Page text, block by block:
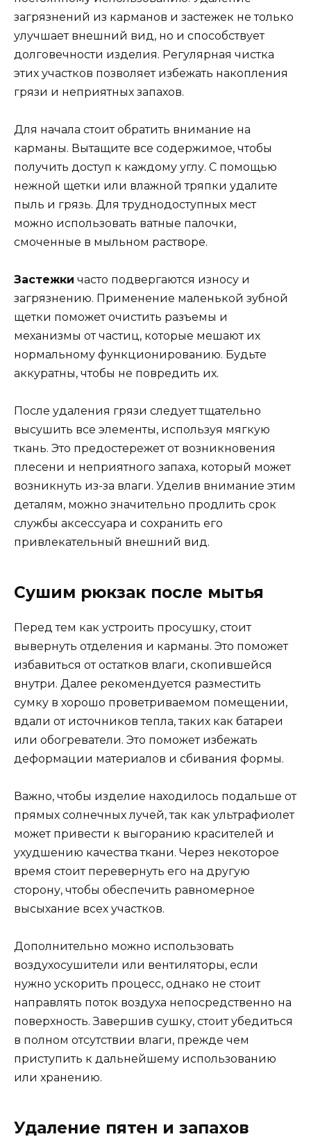
загрязнений из карманов и застежек не только
улучшает внешний вид, но и способствует
долговечности изделия. Регулярная чистка
этих участков позволяет избежать накопления
грязи и неприятных запахов.
Для начала стоит обратить внимание на
карманы. Вытащите все содержимое, чтобы
получить доступ к каждому углу. С помощью
нежной щетки или влажной тряпки удалите
пыль и грязь. Для труднодоступных мест
можно использовать ватные палочки,
смоченные в мыльном растворе.
Застежки часто подвергаются износу и
загрязнению. Применение маленькой зубной
щетки поможет очистить разъемы и
механизмы от частиц, которые мешают их
нормальному функционированию. Будьте
аккуратны, чтобы не повредить их.
После удаления грязи следует тщательно
высушить все элементы, используя мягкую
ткань. Это предостережет от возникновения
плесени и неприятного запаха, который может
возникнуть из-за влаги. Уделив внимание этим
деталям, можно значительно продлить срок
службы аксессуара и сохранить его
привлекательный внешний вид.
Сушим рюкзак после мытья
Перед тем как устроить просушку, стоит
вывернуть отделения и карманы. Это поможет
избавиться от остатков влаги, скопившейся
внутри. Далее рекомендуется разместить
сумку в хорошо проветриваемом помещении,
вдали от источников тепла, таких как батареи
или обогреватели. Это поможет избежать
деформации материалов и сбивания формы.
Важно, чтобы изделие находилось подальше от
прямых солнечных лучей, так как ультрафиолет
может привести к выгоранию красителей и
ухудшению качества ткани. Через некоторое
время стоит перевернуть его на другую
сторону, чтобы обеспечить равномерное
высыхание всех участков.
Дополнительно можно использовать
воздухосушители или вентиляторы, если
нужно ускорить процесс, однако не стоит
направлять поток воздуха непосредственно на
поверхность. Завершив сушку, стоит убедиться
в полном отсутствии влаги, прежде чем
приступить к дальнейшему использованию
или хранению.
Удаление пятен и запахов